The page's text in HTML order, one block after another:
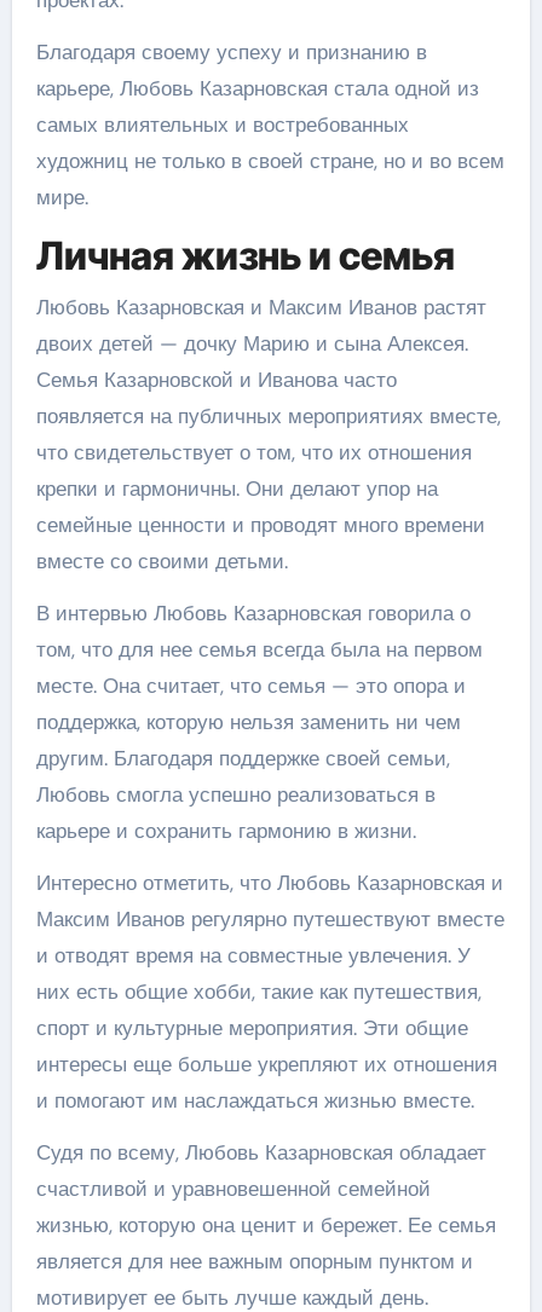
Благодаря своему успеху и признанию в
карьере, Любовь Казарновская стала одной из
самых влиятельных и востребованных
художниц не только в своей стране, но и во всем
мире.
Личная жизнь и семья
Любовь Казарновская и Максим Иванов растят
двоих детей — дочку Марию и сына Алексея.
Семья Казарновской и Иванова часто
появляется на публичных мероприятиях вместе,
что свидетельствует о том, что их отношения
крепки и гармоничны. Они делают упор на
семейные ценности и проводят много времени
вместе со своими детьми.
В интервью Любовь Казарновская говорила о
том, что для нее семья всегда была на первом
месте. Она считает, что семья — это опора и
поддержка, которую нельзя заменить ни чем
другим. Благодаря поддержке своей семьи,
Любовь смогла успешно реализоваться в
карьере и сохранить гармонию в жизни.
Интересно отметить, что Любовь Казарновская и
Максим Иванов регулярно путешествуют вместе
и отводят время на совместные увлечения. У
них есть общие хобби, такие как путешествия,
спорт и культурные мероприятия. Эти общие
интересы еще больше укрепляют их отношения
и помогают им наслаждаться жизнью вместе.
Судя по всему, Любовь Казарновская обладает
счастливой и уравновешенной семейной
жизнью, которую она ценит и бережет. Ее семья
является для нее важным опорным пунктом и
мотивирует ее быть лучше каждый день.